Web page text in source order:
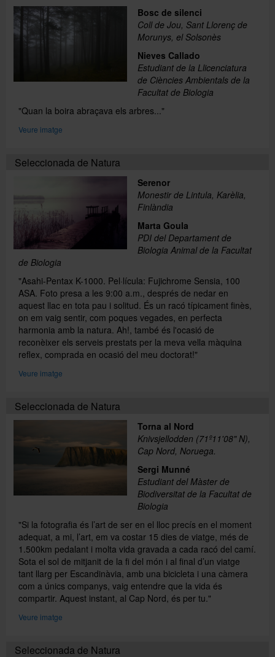
Bosc de silenci
Coll de Jou, Sant Llorenç de
Morunys, el Solsonès
Nieves Callado
Estudiant de la Llicenciatura
de Ciències Ambientals de la
Facultat de Biologia
"Quan la boira abraçava els arbres..."
Veure imatge
Seleccionada de Natura
Serenor
Monestir de Lintula, Karèlia,
Finlàndia
Marta Goula
PDI del Departament de
Biologia Animal de la Facultat
de Biologia
"Asahi-Pentax K-1000. Pel·lícula: Fujichrome Sensia, 100
ASA. Foto presa a les 9:00 a.m., després de nedar en
aquest llac en tota pau i solitud. És un racó típicament finès,
on em vaig sentir, com poques vegades, en perfecta
harmonia amb la natura. Ah!, també és l'ocasió de
reconèixer els serveis prestats per la meva vella màquina
reflex, comprada en ocasió del meu doctorat!"
Veure imatge
Seleccionada de Natura
Torna al Nord
Knivsjellodden (71º11'08" N),
Cap Nord, Noruega.
Sergi Munné
Estudiant del Màster de
Biodiversitat de la Facultat de
Biologia
"Si la fotografia és l’art de ser en el lloc precís en el moment
adequat, a mi, l’art, em va costar 15 dies de viatge, més de
1.500km pedalant i molta vida gravada a cada racó del camí.
Sota el sol de mitjanit de la fi del món i al final d’un viatge
tant llarg per Escandinàvia, amb una bicicleta i una càmera
com a únics companys, vaig entendre que la vida és
compartir. Aquest instant, al Cap Nord, és per tu."
Veure imatge
Seleccionada de Natura